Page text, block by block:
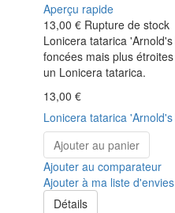
Aperçu rapide
13,00 € Rupture de stock
Lonicera tatarica
foncées mais plus
un Lonicera tatarica.
13,00 €
Lonicera tatarica
Ajouter au panier
Ajouter au comparateur
Ajouter à ma liste d'envies
Détails